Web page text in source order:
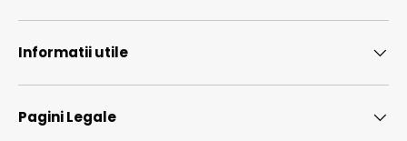
Informatii utile
Pagini Legale